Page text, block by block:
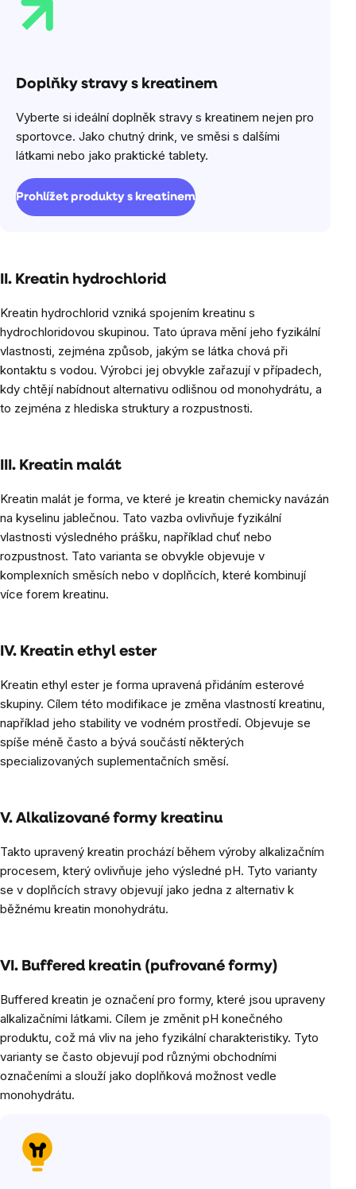
Doplňky stravy s kreatinem
Vyberte si ideální doplněk stravy s kreatinem nejen pro
sportovce. Jako chutný drink, ve směsi s dalšími
látkami nebo jako praktické tablety.
Prohlížet produkty s kreatinem
II. Kreatin hydrochlorid
Kreatin hydrochlorid vzniká spojením kreatinu s
hydrochloridovou skupinou. Tato úprava mění jeho fyzikální
vlastnosti, zejména způsob, jakým se látka chová při
kontaktu s vodou. Výrobci jej obvykle zařazují v případech,
kdy chtějí nabídnout alternativu odlišnou od monohydrátu, a
to zejména z hlediska struktury a rozpustnosti.
III. Kreatin malát
Kreatin malát je forma, ve které je kreatin chemicky navázán
na kyselinu jablečnou. Tato vazba ovlivňuje fyzikální
vlastnosti výsledného prášku, například chuť nebo
rozpustnost. Tato varianta se obvykle objevuje v
komplexních směsích nebo v doplňcích, které kombinují
více forem kreatinu.
IV. Kreatin ethyl ester
Kreatin ethyl ester je forma upravená přidáním esterové
skupiny. Cílem této modifikace je změna vlastností kreatinu,
například jeho stability ve vodném prostředí. Objevuje se
spíše méně často a bývá součástí některých
specializovaných suplementačních směsí.
V. Alkalizované formy kreatinu
Takto upravený kreatin prochází během výroby alkalizačním
procesem, který ovlivňuje jeho výsledné pH. Tyto varianty
se v doplňcích stravy objevují jako jedna z alternativ k
běžnému kreatin monohydrátu.
VI. Buffered kreatin (pufrované formy)
Buffered kreatin je označení pro formy, které jsou upraveny
alkalizačními látkami. Cílem je změnit pH konečného
produktu, což má vliv na jeho fyzikální charakteristiky. Tyto
varianty se často objevují pod různými obchodními
označeními a slouží jako doplňková možnost vedle
monohydrátu.